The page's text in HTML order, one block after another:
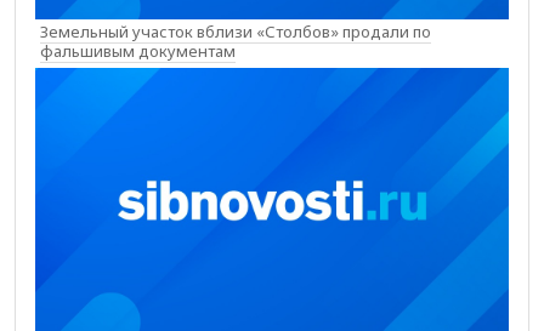
Земельный участок вблизи «Столбов» продали по
фальшивым документам